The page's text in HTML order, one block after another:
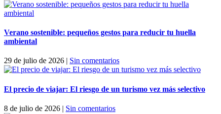
Verano sostenible: pequeños gestos para reducir tu huella
ambiental
29 de julio de 2026 Sin comentarios
El precio de viajar: El riesgo de un turismo vez más selectivo
8 de julio de 2026 | Sin comentarios